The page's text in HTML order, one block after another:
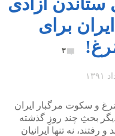
برای
۳
و سکوت مرگبار ایران
بحثِ چند روزِ گذشته
نه تنها ایرانیان